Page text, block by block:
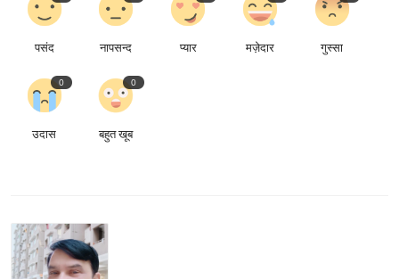
पसंद नापसन्द प्यार मज़ेदार गुस्सा
0
उदास
0
बहुत खूब